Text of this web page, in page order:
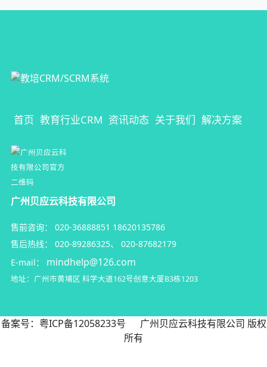
首页 教育行业CRM 资讯动态 关于我们 解决方案
广州贝应云科技有限公司
售前咨询： 020-36888851 18620135786
售后热线：
020-89286325、 020-87682179
E-mail：
mindhelp@126.com
地址：广州市黄埔区 科学大道162号创意大厦B3栋1203
备案号： 粤ICP备12058233号 广州贝应云科技有限公司 版权
所有